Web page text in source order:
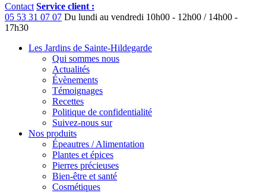
Contact Service client :
05 53 31 07 07 Du lundi au vendredi 10h00 - 12h00 / 14h00 -
17h30
Les Jardins de Sainte-Hildegarde
Qui sommes nous
Actualités
Évènements
Témoignages
Recettes
Politique de confidentialité
Suivez-nous sur
Nos produits
Épeautres / Alimentation
Plantes et épices
Pierres précieuses
Bien-être et santé
Cosmétiques